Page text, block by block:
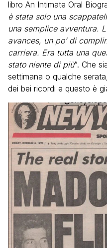
libro An Intimate Oral
è stata solo una
una semplice avventura.
avances, un po’ di
carriera. Era tutta una
stato niente di più“. Che
settimana o qualche
dei bei ricordi e questo è